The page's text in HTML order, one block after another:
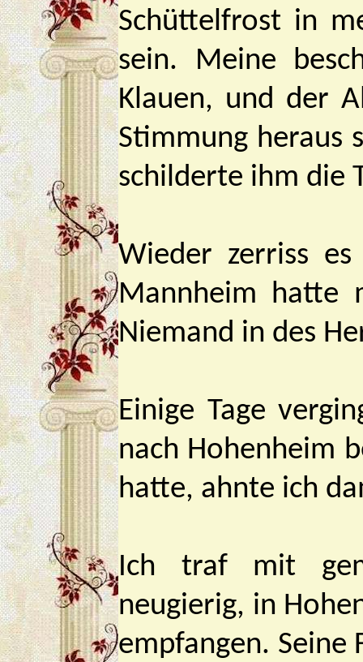
Schüttelfrost in
sein. Meine
Klauen, und der
Stimmung heraus
schilderte ihm die
Wieder zerriss
Mannheim hatte
Niemand in des
Einige Tage
nach Hohenheim
hatte, ahnte ich
Ich traf mit
neugierig, in
empfangen. Seine